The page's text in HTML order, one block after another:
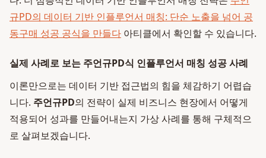
규PD의 데이터 기반 인플루언서 매칭: 단순 노출을 넘어 공
동구매 성공 공식을 만들다 아티클에서 확인할 수 있습니다.
실제 사례로 보는 주언규PD식 인플루언서 매칭 성공 사례
이론만으로는 데이터 기반 접근법의 힘을 체감하기 어렵습
니다. 주언규PD의 전략이 실제 비즈니스 현장에서 어떻게
적용되어 성과를 만들어내는지 가상 사례를 통해 구체적으
로 살펴보겠습니다.